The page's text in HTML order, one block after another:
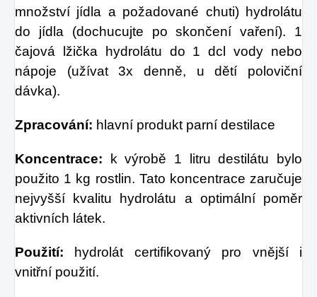
množství jídla a požadované chuti) hydrolátu
do jídla (dochucujte po skončení vaření). 1
čajová lžička hydrolátu do 1 dcl vody nebo
nápoje (užívat 3x denně, u dětí poloviční
dávka).
Zpracování: hlavní produkt parní destilace
Koncentrace: k výrobě 1 litru destilátu bylo
použito 1 kg rostlin. Tato koncentrace zaručuje
nejvyšší kvalitu hydrolátu a optimální poměr
aktivních látek.
Použití: hydrolát certifikovaný pro vnější i
vnitřní použití.